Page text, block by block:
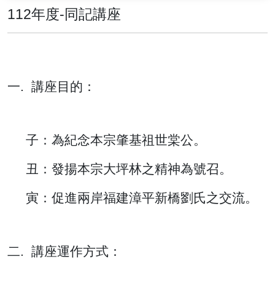
112年度-同記講座
一. 講座目的：
子：為紀念本宗肇基祖世棠公。
丑：發揚本宗大坪林之精神為號召。
寅：促進兩岸福建漳平新橋劉氏之交流。
二. 講座運作方式：